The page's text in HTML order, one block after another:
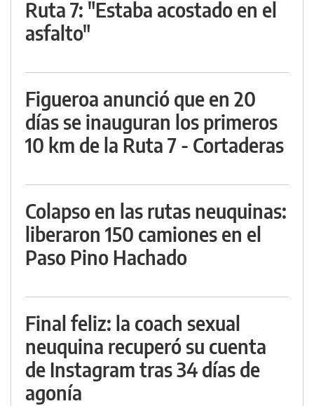
Ruta 7: "Estaba acostado en el
asfalto"
Figueroa anunció que en 20
días se inauguran los primeros
10 km de la Ruta 7 - Cortaderas
Colapso en las rutas neuquinas:
liberaron 150 camiones en el
Paso Pino Hachado
Final feliz: la coach sexual
neuquina recuperó su cuenta
de Instagram tras 34 días de
agonía